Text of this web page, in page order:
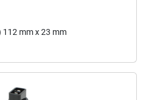
112 mm x 23 mm